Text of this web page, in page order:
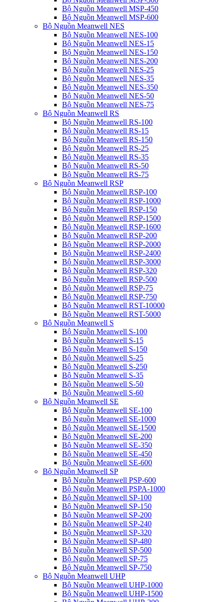
Bộ Nguồn Meanwell MSP-450
Bộ Nguồn Meanwell MSP-600
Bộ Nguồn Meanwell NES
Bộ Nguồn Meanwell NES-100
Bộ Nguồn Meanwell NES-15
Bộ Nguồn Meanwell NES-150
Bộ Nguồn Meanwell NES-200
Bộ Nguồn Meanwell NES-25
Bộ Nguồn Meanwell NES-35
Bộ Nguồn Meanwell NES-350
Bộ Nguồn Meanwell NES-50
Bộ Nguồn Meanwell NES-75
Bộ Nguồn Meanwell RS
Bộ Nguồn Meanwell RS-100
Bộ Nguồn Meanwell RS-15
Bộ Nguồn Meanwell RS-150
Bộ Nguồn Meanwell RS-25
Bộ Nguồn Meanwell RS-35
Bộ Nguồn Meanwell RS-50
Bộ Nguồn Meanwell RS-75
Bộ Nguồn Meanwell RSP
Bộ Nguồn Meanwell RSP-100
Bộ Nguồn Meanwell RSP-1000
Bộ Nguồn Meanwell RSP-150
Bộ Nguồn Meanwell RSP-1500
Bộ Nguồn Meanwell RSP-1600
Bộ Nguồn Meanwell RSP-200
Bộ Nguồn Meanwell RSP-2000
Bộ Nguồn Meanwell RSP-2400
Bộ Nguồn Meanwell RSP-3000
Bộ Nguồn Meanwell RSP-320
Bộ Nguồn Meanwell RSP-500
Bộ Nguồn Meanwell RSP-75
Bộ Nguồn Meanwell RSP-750
Bộ Nguồn Meanwell RST-10000
Bộ Nguồn Meanwell RST-5000
Bộ Nguồn Meanwell S
Bộ Nguồn Meanwell S-100
Bộ Nguồn Meanwell S-15
Bộ Nguồn Meanwell S-150
Bộ Nguồn Meanwell S-25
Bộ Nguồn Meanwell S-250
Bộ Nguồn Meanwell S-35
Bộ Nguồn Meanwell S-50
Bộ Nguồn Meanwell S-60
Bộ Nguồn Meanwell SE
Bộ Nguồn Meanwell SE-100
Bộ Nguồn Meanwell SE-1000
Bộ Nguồn Meanwell SE-1500
Bộ Nguồn Meanwell SE-200
Bộ Nguồn Meanwell SE-350
Bộ Nguồn Meanwell SE-450
Bộ Nguồn Meanwell SE-600
Bộ Nguồn Meanwell SP
Bộ Nguồn Meanwell PSP-600
Bộ Nguồn Meanwell PSPA-1000
Bộ Nguồn Meanwell SP-100
Bộ Nguồn Meanwell SP-150
Bộ Nguồn Meanwell SP-200
Bộ Nguồn Meanwell SP-240
Bộ Nguồn Meanwell SP-320
Bộ Nguồn Meanwell SP-480
Bộ Nguồn Meanwell SP-500
Bộ Nguồn Meanwell SP-75
Bộ Nguồn Meanwell SP-750
Bộ Nguồn Meanwell UHP
Bộ Nguồn Meanwell UHP-1000
Bộ Nguồn Meanwell UHP-1500